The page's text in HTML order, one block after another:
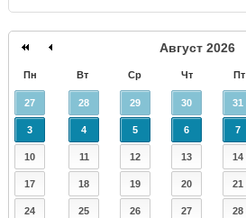
Август 2026
Пн Вт Ср Чт Пт
27 28 29 30 31
3 4 5 6 7
10 11 12 13 14
17 18 19 20 21
24 25 26 27 28